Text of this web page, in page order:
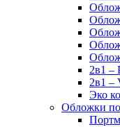
2в1 –
2в1 –
Эко
Обложки